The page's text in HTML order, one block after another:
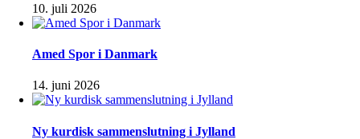
10. juli 2026
Amed Spor i Danmark
14. juni 2026
Ny kurdisk sammenslutning i Jylland